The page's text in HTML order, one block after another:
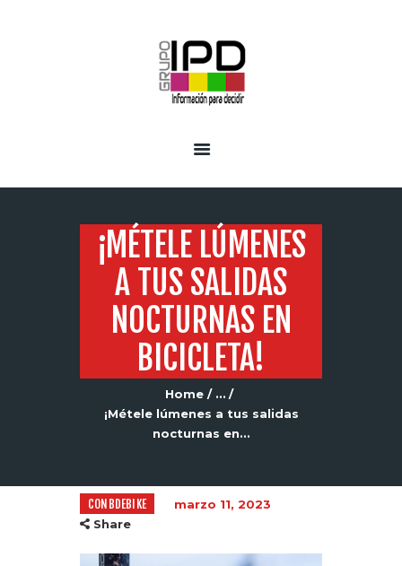
¡MÉTELE LÚMENES
A TUS SALIDAS
NOCTURNAS EN
BICICLETA!
Home
...
¡Métele lúmenes a tus salidas
nocturnas en...
CONBDEBIKE
marzo 11, 2023
Share